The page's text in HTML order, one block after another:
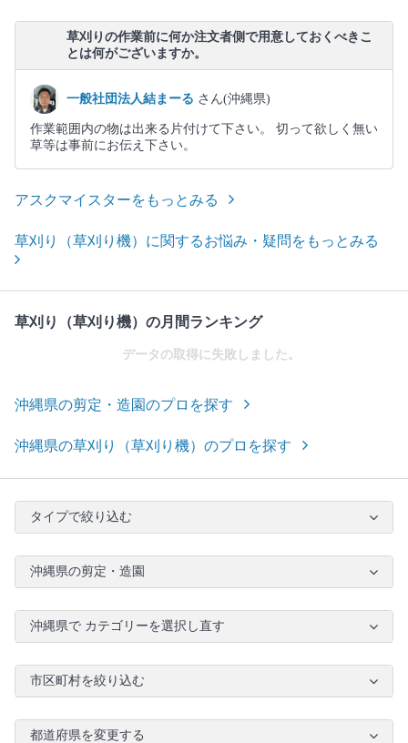
草刈りの作業前に何か注文者側で用意しておくべきこ
とは何がございますか。
一般社団法人結まーる さん(沖縄県)
作業範囲内の物は出来る片付けて下さい。 切って欲しく無い
草等は事前にお伝え下さい。
アスクマイスターをもっとみる
草刈り（草刈り機）に関するお悩み・疑問をもっとみる
草刈り（草刈り機）の月間ランキング
データの取得に失敗しました。
沖縄県の剪定・造園のプロを探す
沖縄県の草刈り（草刈り機）のプロを探す
タイプで絞り込む
沖縄県の剪定・造園
沖縄県で カテゴリーを選択し直す
市区町村を絞り込む
都道府県を変更する